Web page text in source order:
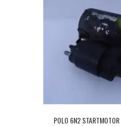
POLO 6N2